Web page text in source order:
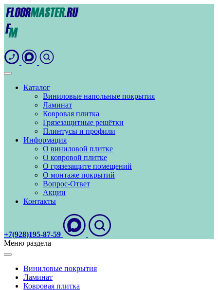
Каталог
Виниловые напольные покрытия
Ламинат
Ковровая плитка
Грязезащитные решётки
Плинтусы и профили
Информация
О виниловой плитке
О ковровой плитке
О грязезащите помещений
О монтаже покрытий
Вопрос-Ответ
Акции
Контакты
+7(928)195-87-59
Меню раздела
Виниловые покрытия
Ламинат
Ковровая плитка